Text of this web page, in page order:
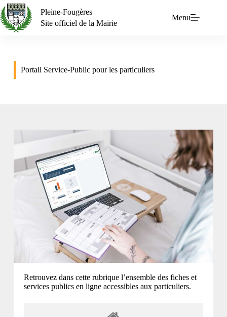
Pleine-Fougères
Site officiel de la Mairie
Menu
Portail Service-Public pour les particuliers
Retrouvez dans cette rubrique l’ensemble des fiches et
services publics en ligne accessibles aux particuliers.